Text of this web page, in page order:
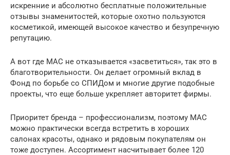
искренние и абсолютно бесплатные положительные
отзывы знаменитостей, которые охотно пользуются
косметикой, имеющей высокое качество и безупречную
репутацию.
А вот где MAC не отказывается «засветиться», так это в
благотворительности. Он делает огромный вклад в
Фонд по борьбе со СПИДом и многие другие подобные
проекты, что еще больше укрепляет авторитет фирмы.
Приоритет бренда – профессионализм, поэтому MAC
можно практически всегда встретить в хороших
салонах красоты, однако и рядовым покупателям он
тоже доступен. Ассортимент насчитывает более 120